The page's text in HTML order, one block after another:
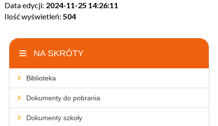
Data edycji: 2024-11-25 14:26:11
Ilość wyświetleń: 504
NA SKRÓTY
Biblioteka
Dokumenty do pobrania
Dokumenty szkoły